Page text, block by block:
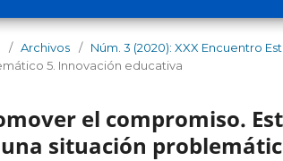
/ Archivos / Núm. 3 (2020): XXX Encuentro
5. Innovación educativa
el compromiso.
situación